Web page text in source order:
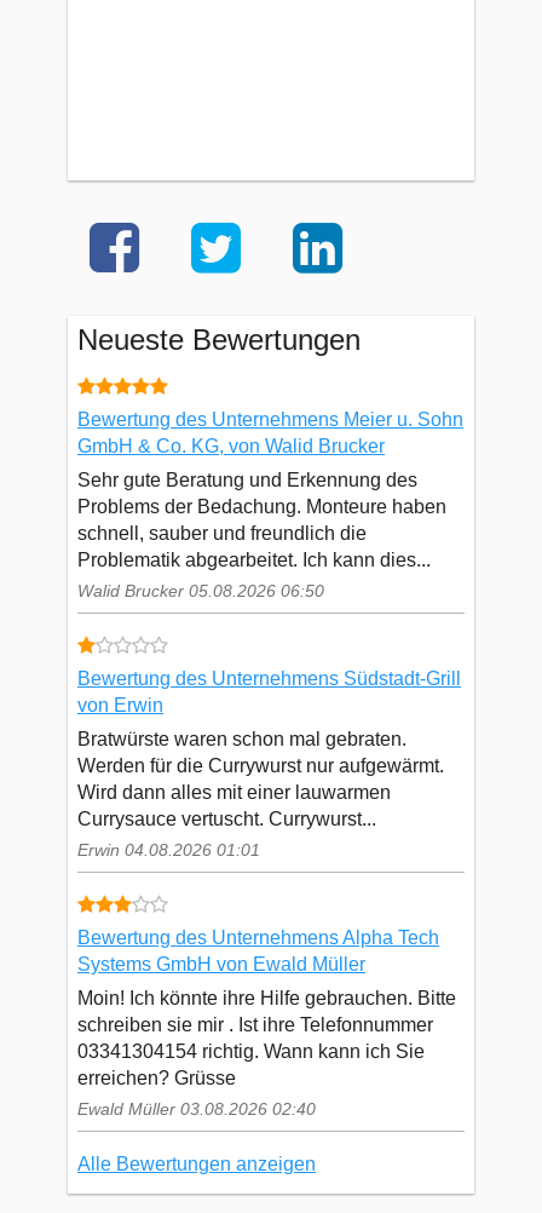
Neueste Bewertungen
Bewertung des Unternehmens Meier u. Sohn
GmbH & Co. KG, von Walid Brucker
Sehr gute Beratung und Erkennung des
Problems der Bedachung. Monteure haben
schnell, sauber und freundlich die
Problematik abgearbeitet. Ich kann dies...
Walid Brucker 05.08.2026 06:50
Bewertung des Unternehmens Südstadt-Grill
von Erwin
Bratwürste waren schon mal gebraten.
Werden für die Currywurst nur aufgewärmt.
Wird dann alles mit einer lauwarmen
Currysauce vertuscht. Currywurst...
Erwin 04.08.2026 01:01
Bewertung des Unternehmens Alpha Tech
Systems GmbH von Ewald Müller
Moin! Ich könnte ihre Hilfe gebrauchen. Bitte
schreiben sie mir . Ist ihre Telefonnummer
03341304154 richtig. Wann kann ich Sie
erreichen? Grüsse
Ewald Müller 03.08.2026 02:40
Alle Bewertungen anzeigen